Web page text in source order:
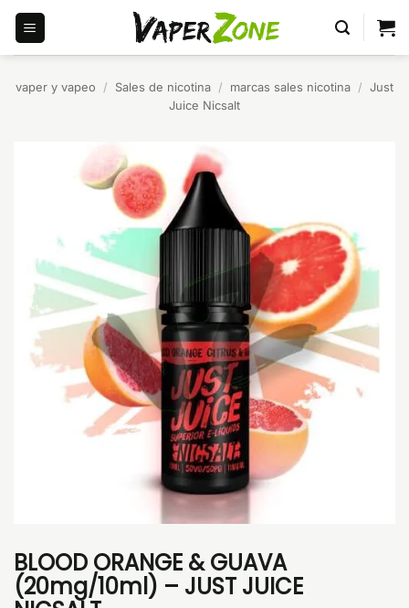
Saltar
contenido
vaper y vapeo / Sales de nicotina / marcas sales nicotina / Just
Juice Nicsalt
BLOOD ORANGE & GUAVA
(20mg/10ml) – JUST JUICE